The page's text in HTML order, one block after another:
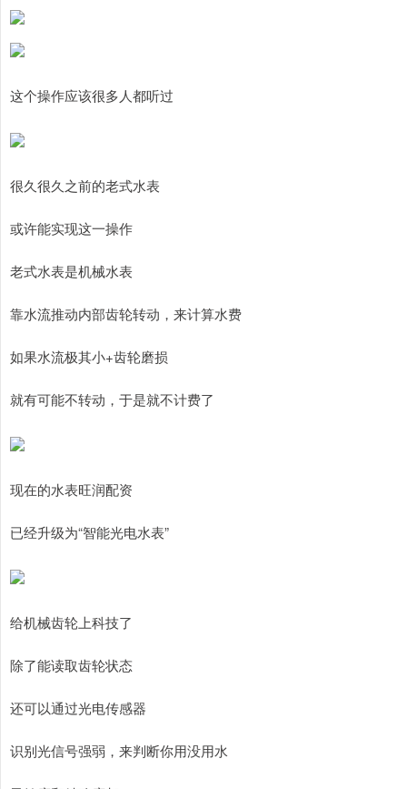
这个操作应该很多人都听过
很久很久之前的老式水表
或许能实现这一操作
老式水表是机械水表
靠水流推动内部齿轮转动，来计算水费
如果水流极其小+齿轮磨损
就有可能不转动，于是就不计费了
现在的水表旺润配资
已经升级为“智能光电水表”
给机械齿轮上科技了
除了能读取齿轮状态
还可以通过光电传感器
识别光信号强弱，来判断你用没用水